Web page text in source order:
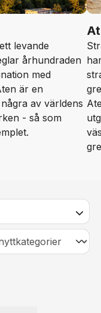
levande
århundraden
med
är en
av världens
- så som